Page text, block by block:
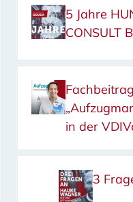
5 Jahre
CONSULT
Fachbeitrag
in der
3